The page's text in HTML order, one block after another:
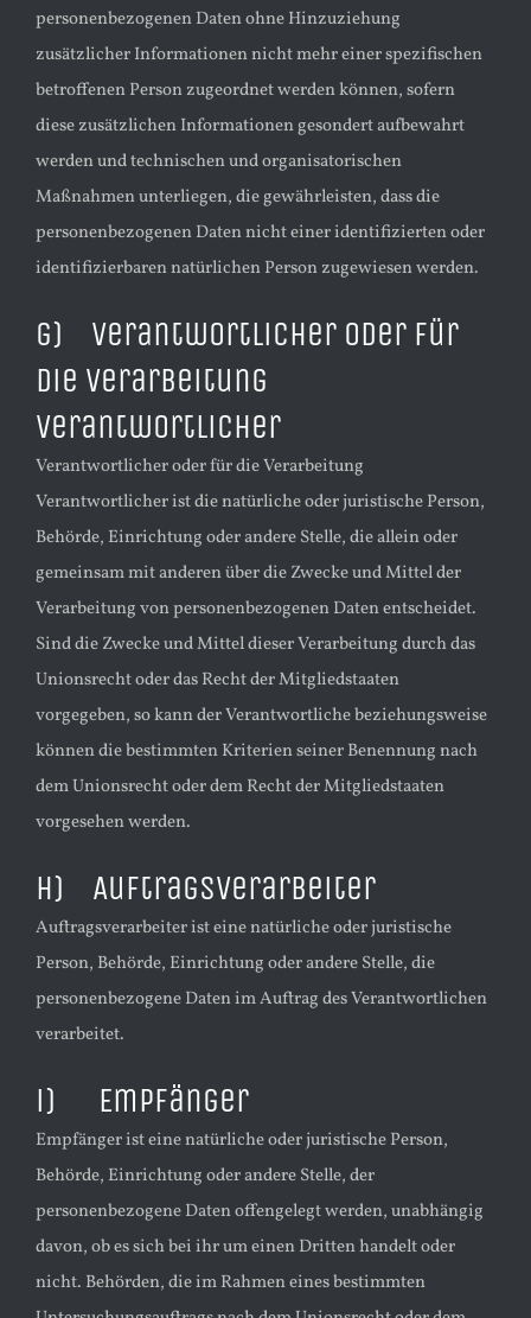
personenbezogenen Daten ohne Hinzuziehung
zusätzlicher Informationen nicht mehr einer spezifischen
betroffenen Person zugeordnet werden können, sofern
diese zusätzlichen Informationen gesondert aufbewahrt
werden und technischen und organisatorischen
Maßnahmen unterliegen, die gewährleisten, dass die
personenbezogenen Daten nicht einer identifizierten oder
identifizierbaren natürlichen Person zugewiesen werden.
g) Verantwortlicher oder für
die Verarbeitung
Verantwortlicher
Verantwortlicher oder für die Verarbeitung
Verantwortlicher ist die natürliche oder juristische Person,
Behörde, Einrichtung oder andere Stelle, die allein oder
gemeinsam mit anderen über die Zwecke und Mittel der
Verarbeitung von personenbezogenen Daten entscheidet.
Sind die Zwecke und Mittel dieser Verarbeitung durch das
Unionsrecht oder das Recht der Mitgliedstaaten
vorgegeben, so kann der Verantwortliche beziehungsweise
können die bestimmten Kriterien seiner Benennung nach
dem Unionsrecht oder dem Recht der Mitgliedstaaten
vorgesehen werden.
h) Auftragsverarbeiter
Auftragsverarbeiter ist eine natürliche oder juristische
Person, Behörde, Einrichtung oder andere Stelle, die
personenbezogene Daten im Auftrag des Verantwortlichen
verarbeitet.
i) Empfänger
Empfänger ist eine natürliche oder juristische Person,
Behörde, Einrichtung oder andere Stelle, der
personenbezogene Daten offengelegt werden, unabhängig
davon, ob es sich bei ihr um einen Dritten handelt oder
nicht. Behörden, die im Rahmen eines bestimmten